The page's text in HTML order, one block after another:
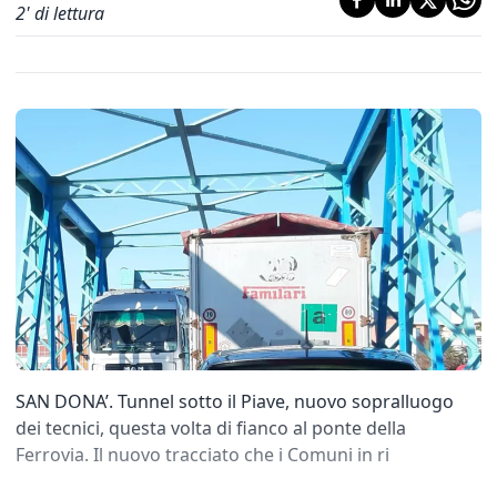
2' di lettura
SAN DONA’. Tunnel sotto il Piave, nuovo sopralluogo
dei tecnici, questa volta di fianco al ponte della
Ferrovia. Il nuovo tracciato che i Comuni in ri